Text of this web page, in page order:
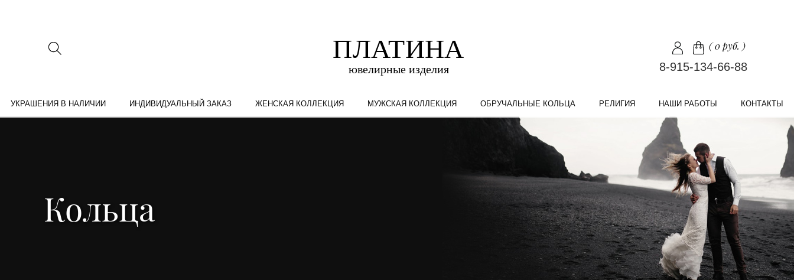
(0 руб. )
8-915-134-66-88
УКРАШЕНИЯ В НАЛИЧИИ ИНДИВИДУАЛЬНЫЙ ЗАКАЗ ЖЕНСКАЯ КОЛЛЕКЦИЯ МУЖСКАЯ КОЛЛЕКЦИЯ ОБРУЧАЛЬНЫЕ КОЛЬЦА РЕЛИГИЯ НАШИ РАБОТЫ КОНТАКТЫ
Кольца